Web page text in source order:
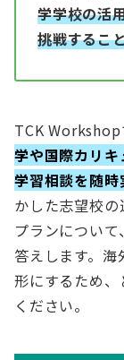
学学校の活
挑戦するこ
TCK Workshop
学や国際カリ
学習相談を随時
かした志望校
プランについ
答えします。
形にするため
ください。